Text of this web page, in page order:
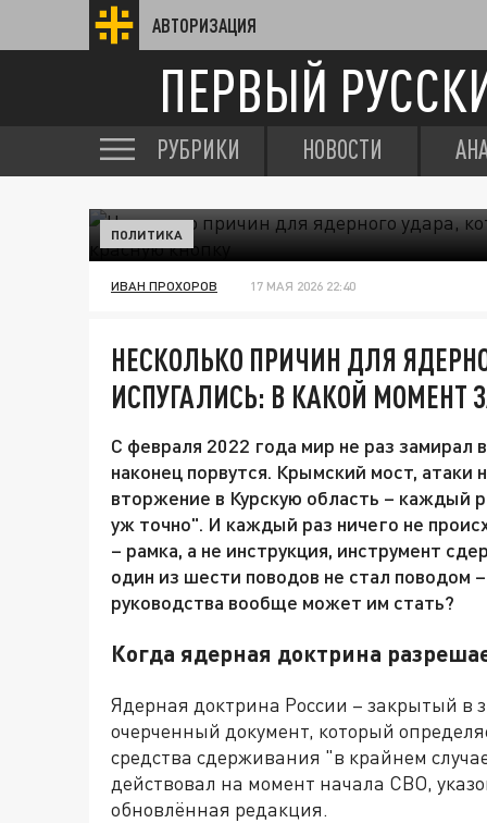
АВТОРИЗАЦИЯ
ПЕРВЫЙ
РУБРИКИ НОВОСТИ
ПОЛИТИКА
ИВАН ПРОХОРОВ 17 МАЯ 2026 22:40
НЕСКОЛЬКО ПРИЧИН ДЛЯ
ИСПУГАЛИСЬ: В КАКОЙ МОМЕНТ
С февраля 2022 года мир не раз
наконец порвутся. Крымский мост, атаки
вторжение в Курскую область – каждый
уж точно". И каждый раз ничего не
– рамка, а не инструкция, инструмент
один из шести поводов не стал поводом
руководства вообще может им стать?
Когда ядерная доктрина
Ядерная доктрина России – закрытый в
очерченный документ, который
средства сдерживания "в крайнем
действовал на момент начала СВО,
обновлённая редакция.